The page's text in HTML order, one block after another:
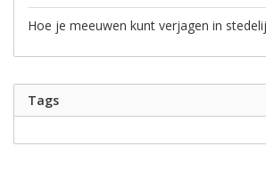
Hoe je meeuwen kunt verjagen in
Tags